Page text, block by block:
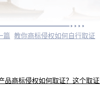
篇 教你商标侵权如何自行取证
品商标侵权如何取证？这个取